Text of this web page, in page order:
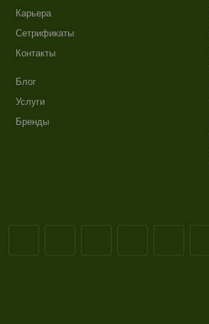
Карьера
Сетрификаты
Контакты
Блог
Услуги
Бренды